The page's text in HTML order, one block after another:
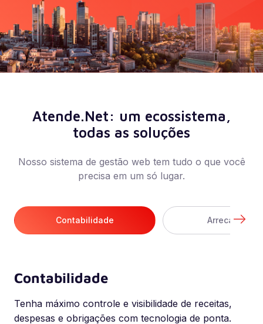
Atende.Net: um ecossistema,
todas as soluções
Nosso sistema de gestão web tem tudo o que você
precisa em um só lugar.
Contabilidade Arrecadação
Contabilidade
Tenha máximo controle e visibilidade de receitas,
despesas e obrigações com tecnologia de ponta.